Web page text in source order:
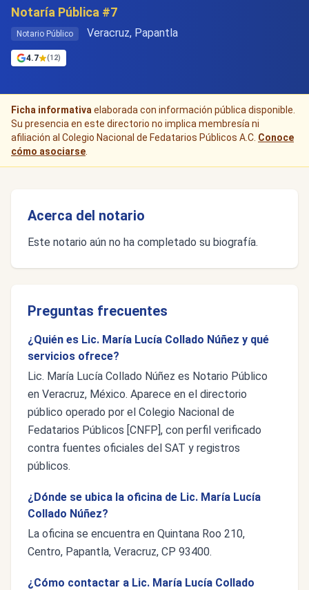
Notaría Pública #7
Notario Público Veracruz, Papantla
4.7 (12)
Ficha informativa elaborada con información pública disponible.
Su presencia en este directorio no implica membresía ni
afiliación al Colegio Nacional de Fedatarios Públicos A.C. Conoce
cómo asociarse
Acerca del notario
Este notario aún no ha completado su biografía.
Preguntas frecuentes
¿Quién es Lic. María Lucía Collado Núñez y qué
servicios ofrece?
Lic. María Lucía Collado Núñez es Notario Público
en Veracruz, México. Aparece en el directorio
público operado por el Colegio Nacional de
Fedatarios Públicos [CNFP], con perfil verificado
contra fuentes oficiales del SAT y registros
públicos.
¿Dónde se ubica la oficina de Lic. María Lucía
Collado Núñez?
La oficina se encuentra en Quintana Roo 210,
Centro, Papantla, Veracruz, CP 93400.
¿Cómo contactar a Lic. María Lucía Collado